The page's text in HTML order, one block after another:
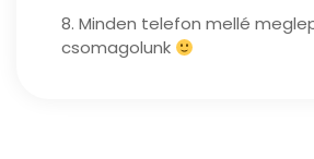
8. Minden telefon mellé
csomagolunk